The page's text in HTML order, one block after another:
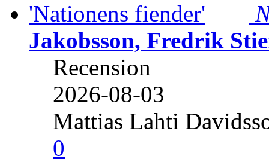
Jakobsson, Fredrik
Recension
2026-08-03
Mattias Lahti
0